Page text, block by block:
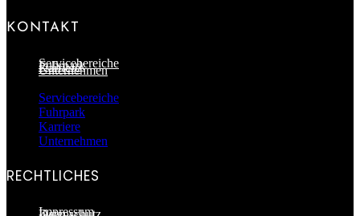
KONTAKT
Servicebereiche
Fuhrpark
Karriere
Unternehmen
Servicebereiche
Fuhrpark
Karriere
Unternehmen
RECHTLICHES
Impressum